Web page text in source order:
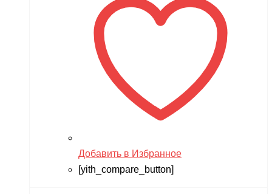
Добавить в Избранное
[yith_compare_button]